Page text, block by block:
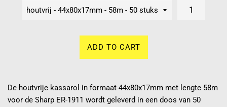
ADD TO CART
De houtvrije kassarol in formaat 44x80x17mm met lengte 58m
voor de Sharp ER-1911 wordt geleverd in een doos van 50